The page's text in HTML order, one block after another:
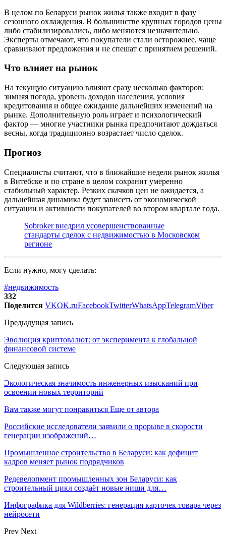
В целом по Беларуси рынок жилья также входит в фазу
сезонного охлаждения. В большинстве крупных городов цены
либо стабилизировались, либо меняются незначительно.
Эксперты отмечают, что покупатели стали осторожнее, чаще
сравнивают предложения и не спешат с принятием решений.
Что влияет на рынок
На текущую ситуацию влияют сразу несколько факторов:
зимняя погода, уровень доходов населения, условия
кредитования и общее ожидание дальнейших изменений на
рынке. Дополнительную роль играет и психологический
фактор — многие участники рынка предпочитают дождаться
весны, когда традиционно возрастает число сделок.
Прогноз
Специалисты считают, что в ближайшие недели рынок жилья
в Витебске и по стране в целом сохранит умеренно
стабильный характер. Резких скачков цен не ожидается, а
дальнейшая динамика будет зависеть от экономической
ситуации и активности покупателей во втором квартале года.
Sobroker внедрил усовершенствованные
стандарты сделок с недвижимостью в Московском
регионе
Если нужно, могу сделать:
#недвижимость
332
Поделится VKOK.ruFacebookTwitterWhatsAppTelegramViber
Предыдущая запись
Эволюция криптовалют: от эксперимента к глобальной
финансовой системе
Следующая запись
Экологическая значимость инженерных изысканий при
освоении новых территорий
Вам также могут понравиться Еще от автора
Российские исследователи заявили о прорыве в скорости
генерации изображений…
Промышленное строительство в Беларуси: как дефицит
кадров меняет рынок подрядчиков
Редевелопмент промышленных зон Беларуси: как
строительный цикл создаёт новые ниши для…
Инфографика для Wildberries: генерация карточек товара через
нейросети
Prev Next